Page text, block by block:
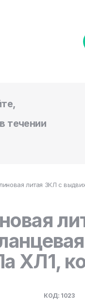
течении
литая ЗКЛ с
ХЛ1,
КОД: 1023